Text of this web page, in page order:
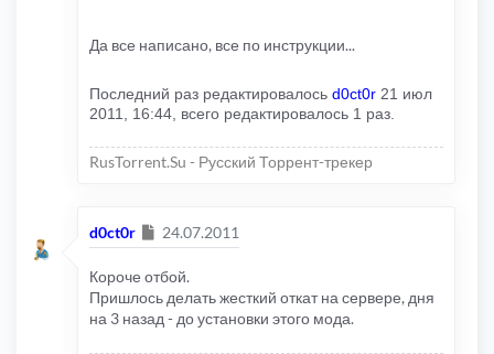
Да все написано, все по инструкции...
Последний раз редактировалось d0ct0r 21 июл
2011, 16:44, всего редактировалось 1 раз.
RusTorrent.Su - Русский Торрент-трекер
d0ct0r Сообщение
24.07.2011
Короче отбой.
Пришлось делать жесткий откат на сервере, дня
на 3 назад - до установки этого мода.